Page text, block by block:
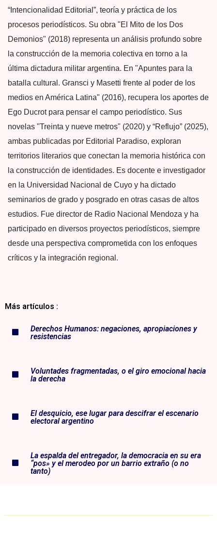
“Intencionalidad Editorial”, teoría y práctica de los
procesos periodísticos. Su obra "El Mito de los Dos
Demonios" (2018) representa un análisis profundo sobre
la construcción de la memoria colectiva en torno a la
última dictadura militar argentina. En "Apuntes para la
batalla cultural. Gransci y Masetti frente al poder de los
medios en América Latina" (2016), recupera los aportes de
Ego Ducrot para pensar el campo periodístico. Sus
novelas "Treinta y nueve metros" (2020) y “Reflujo” (2025),
ambas publicadas por Editorial Paradiso, exploran
territorios literarios que conectan la memoria histórica con
la construcción de identidades. Es docente e investigador
en la Universidad Nacional de Cuyo y ha dictado
seminarios de grado y posgrado en otras casas de altos
estudios. Fue director de Radio Nacional Mendoza y ha
participado en diversos proyectos periodísticos, siempre
desde una perspectiva comprometida con los enfoques
críticos y la integración regional.
Más artículos :
Derechos Humanos: negaciones, apropiaciones y
resistencias
Voluntades fragmentadas, o el giro emocional hacia
la derecha
El desquicio, ese lugar para descifrar el escenario
electoral argentino
La espalda del entregador, la democracia en su era
“pos» y el merodeo por un barrio extraño (o no
tanto)